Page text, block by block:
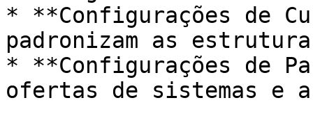
* **Configurações de
padronizam as
* **Configurações de
ofertas de sistemas e